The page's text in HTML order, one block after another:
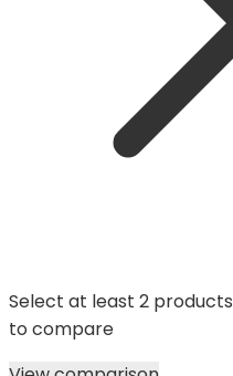
Select at least 2 products
to compare